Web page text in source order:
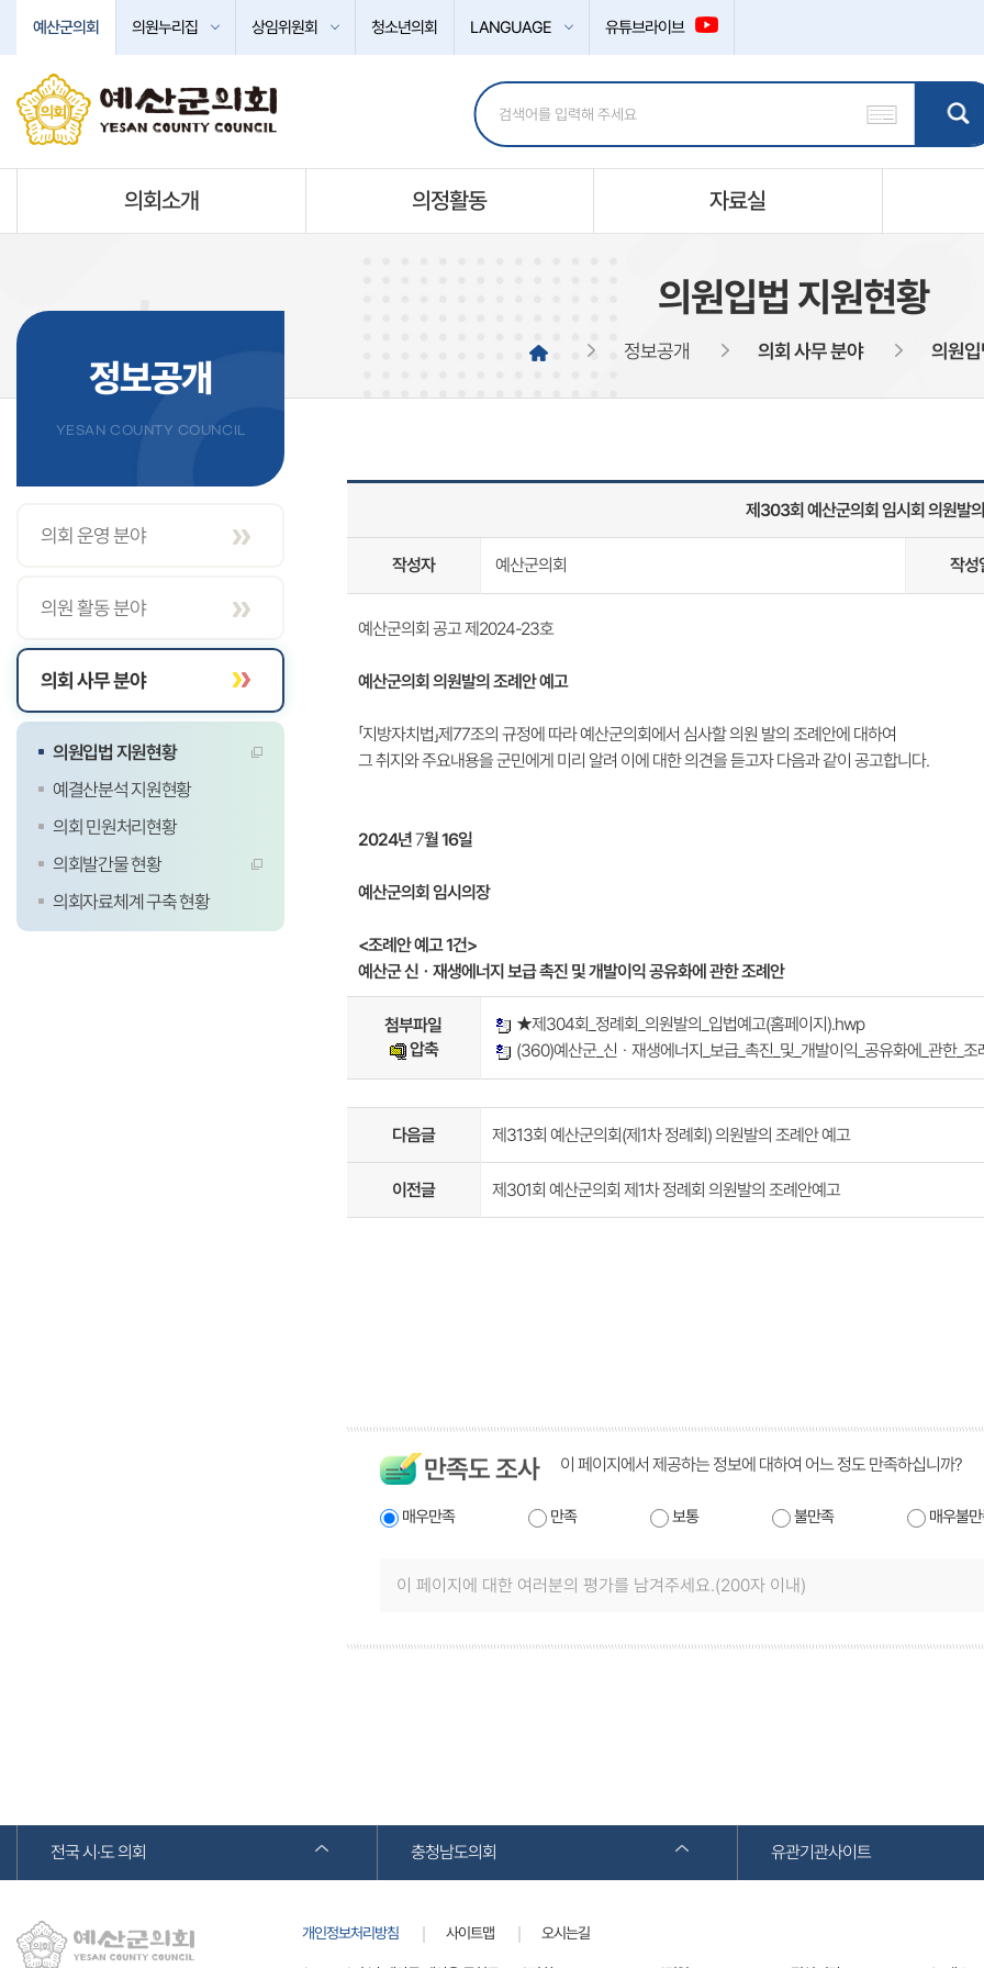
예산군의회 의원누리집 상임위원회 청소년의회 LANGUAGE 유튜브라이브
의회소개 의정활동 자료실
정보공개
YESAN COUNTY COUNCIL
의회 운영 분야
의원 활동 분야
의회 사무 분야
의원입법 지원현황
예결산분석 지원현황
의회 민원처리현황
의회발간물 현황
의회자료체계 구축 현황
의원입법 지원현황
정보공개 의회 사무 분야 의원
제303회 예산군의회 임시회 의원발
작성자 예산군의회 작성
예산군의회 공고 제2024-23호
예산군의회 의원발의 조례안 예고
「지방자치법」제77조의 규정에 따라 예산군의회에서 심사할 의원 발의 조례안에 대하여
그 취지와 주요내용을 군민에게 미리 알려 이에 대한 의견을 듣고자 다음과 같이 공고합니다.
2024년7월 16일
예산군의회 임시의장
<조례안 예고 1건>
예산군신ㆍ재생에너지 보급 촉진 및 개발이익 공유화에 관한 조례안
첨부파일
압축
★제304회_정례회_의원발의_입법예고(홈페이지).hwp
(360)예산군_신ㆍ재생에너지_보급_촉진_및_개발이익_공유화에_관한_
다음글 제313회 예산군의회(제1차 정례회) 의원발의 조례안 예고
이전글 제301회 예산군의회 제1차 정례회 의원발의 조례안예고
만족도 조사 이 페이지에서 제공하는 정보에 대하여 어느 정도 만족하십니까?
매우만족 만족 보통 불만족 매우불
전국 시·도 의회 충청남도의회 유관기관사이트
개인정보처리방침 사이트맵 오시는길